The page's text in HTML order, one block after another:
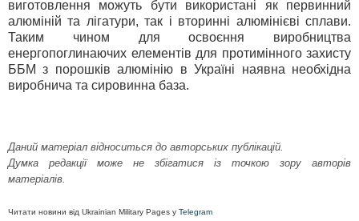
виготовлення можуть бути використані як первинний
алюміній та лігатури, так і вторинні алюмінієві сплави.
Таким чином для освоєння виробництва
енергопоглинаючих елементів для протимінного захисту
ББМ з порошків алюмінію в Україні наявна необхідна
виробнича та сировинна база.
Даний матеріал відноситься до авторських публікацій.
Думка редакції може не збігатися із точкою зору авторів
матеріалів.
Читати новини від Ukrainian Military Pages у Telegram